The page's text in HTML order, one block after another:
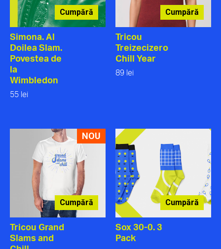
Cumpără
Simona. Al
Doilea Slam.
Povestea de
la
Wimbledon
55 lei
Cumpără
Tricou
Treizecizero
Chill Year
89 lei
NOU
Cumpără
Tricou Grand
Slams and
Cumpără
Sox 30-0. 3
Pack